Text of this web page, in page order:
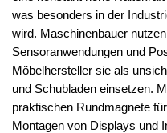
was besonders in der
wird. Maschinenbauer
Sensoranwendungen und
Möbelhersteller sie als
und Schubladen einsetzen.
praktischen Rundmagnete
Montagen von Displays und